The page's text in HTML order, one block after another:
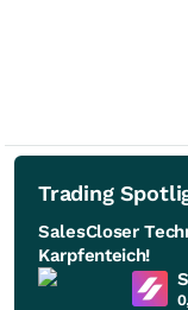
Trading
SalesCloser
Karpfenteich!